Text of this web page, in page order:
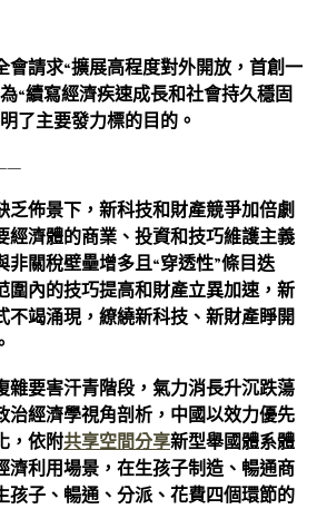
會請求“擴展高程度對外開放，首創一
“續寫經濟疾速成長和社會持久穩固
了主要發力標的目的。
乏佈景下，新科技和財產競爭加倍劇
經濟體的商業、投資和技巧維護主義
非關稅壁壘增多且“穿透性”條目迭
圍內的技巧提高和財產立異加速，新
不竭涌現，繚繞新科技、新財產睜開
雜要害汗青階段，氣力消長升沉跌蕩
治經濟學視角剖析，中國以效力優先
，依附共享空間分享新型舉國體系體
濟利用場景，在生孩子制造、暢通商
孩子、暢通、分派、花費四個環節的